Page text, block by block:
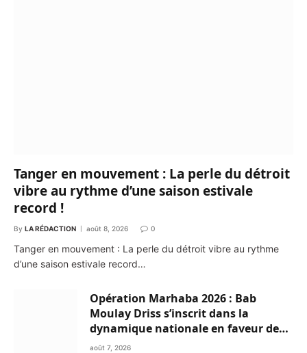
Tanger en mouvement : La perle du détroit
vibre au rythme d’une saison estivale
record !
By LA RÉDACTION août 8, 2026 0
Tanger en mouvement : La perle du détroit vibre au rythme
d’une saison estivale record…
Opération Marhaba 2026 : Bab
Moulay Driss s’inscrit dans la
dynamique nationale en faveur des
Marocains du Monde
août 7, 2026